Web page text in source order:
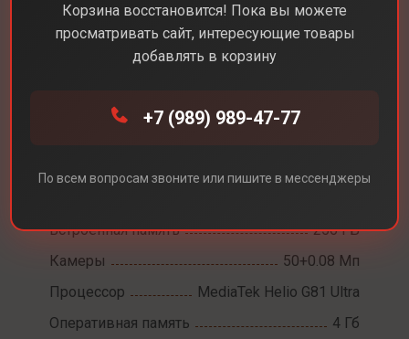
Xiaomi Redmi 15c
Встроенная память
256 ГБ
Камеры
50+0.08 Мп
Процессор
MediaTek Helio G81 Ultra
Оперативная память
4 Гб
Корзина восстановится! Пока вы можете
просматривать сайт, интересующие товары
добавлять в корзину
+7 (989) 989-47-77
По всем вопросам звоните или пишите в мессенджеры